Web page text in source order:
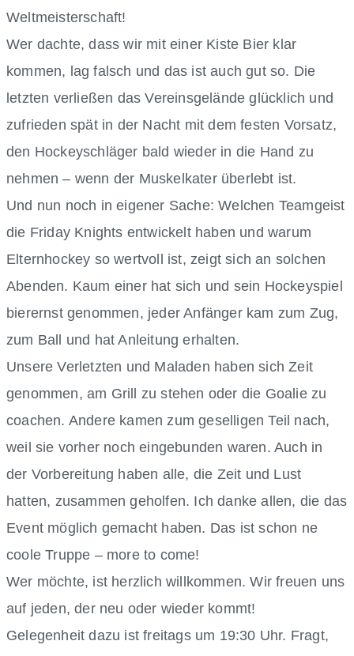
Weltmeisterschaft!
Wer dachte, dass wir mit einer Kiste Bier klar
kommen, lag falsch und das ist auch gut so. Die
letzten verließen das Vereinsgelände glücklich und
zufrieden spät in der Nacht mit dem festen Vorsatz,
den Hockeyschläger bald wieder in die Hand zu
nehmen – wenn der Muskelkater überlebt ist.
Und nun noch in eigener Sache: Welchen Teamgeist
die Friday Knights entwickelt haben und warum
Elternhockey so wertvoll ist, zeigt sich an solchen
Abenden. Kaum einer hat sich und sein Hockeyspiel
bierernst genommen, jeder Anfänger kam zum Zug,
zum Ball und hat Anleitung erhalten.
Unsere Verletzten und Maladen haben sich Zeit
genommen, am Grill zu stehen oder die Goalie zu
coachen. Andere kamen zum geselligen Teil nach,
weil sie vorher noch eingebunden waren. Auch in
der Vorbereitung haben alle, die Zeit und Lust
hatten, zusammen geholfen. Ich danke allen, die das
Event möglich gemacht haben. Das ist schon ne
coole Truppe – more to come!
Wer möchte, ist herzlich willkommen. Wir freuen uns
auf jeden, der neu oder wieder kommt!
Gelegenheit dazu ist freitags um 19:30 Uhr. Fragt,